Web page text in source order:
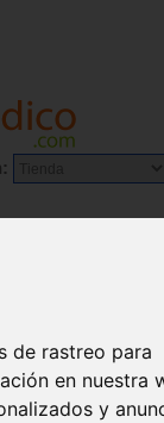
de rastreo para
en nuestra
y